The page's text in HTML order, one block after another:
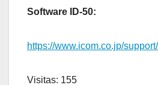
Software ID-50:
https://www.icom.co.jp/
Visitas: 155